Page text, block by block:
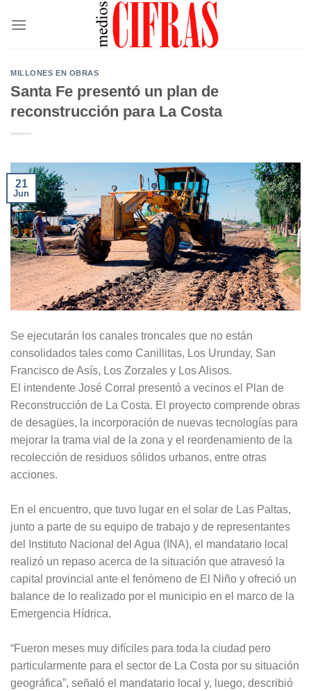
MILLONES EN OBRAS
Santa Fe presentó un plan de
reconstrucción para La Costa
21
Jun
Se ejecutarán los canales troncales que no están
consolidados tales como Canillitas, Los Urunday, San
Francisco de Asís, Los Zorzales y Los Alisos.
El intendente José Corral presentó a vecinos el Plan de
Reconstrucción de La Costa. El proyecto comprende obras
de desagües, la incorporación de nuevas tecnologías para
mejorar la trama vial de la zona y el reordenamiento de la
recolección de residuos sólidos urbanos, entre otras
acciones.
En el encuentro, que tuvo lugar en el solar de Las Paltas,
junto a parte de su equipo de trabajo y de representantes
del Instituto Nacional del Agua (INA), el mandatario local
realizó un repaso acerca de la situación que atravesó la
capital provincial ante el fenómeno de El Niño y ofreció un
balance de lo realizado por el municipio en el marco de la
Emergencia Hídrica.
“Fueron meses muy difíciles para toda la ciudad pero
particularmente para el sector de La Costa por su situación
geográfica”, señaló el mandatario local y, luego, describió